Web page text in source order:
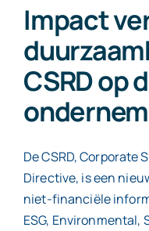
Impact
CSRD op
De CSRD, Corporate
Directive, is een
niet-financiële
ESG, Environmental,